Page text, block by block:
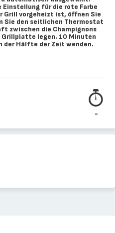
Einstellung für die rote Farbe
Grill vorgeheizt ist, öffnen Sie
Sie den seitlichen Thermostat
zwischen die Champignons
legen. 10 Minuten
der Hälfte der Zeit wenden.
-